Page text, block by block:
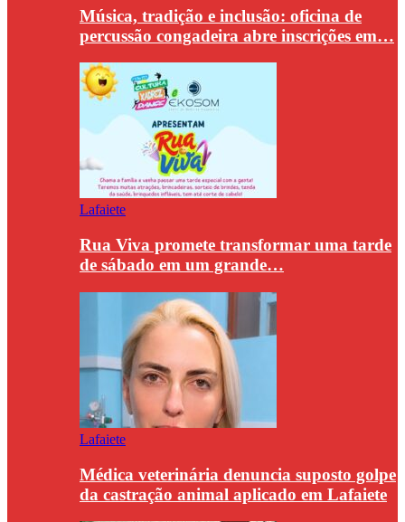
Música, tradição e inclusão: oficina de
percussão congadeira abre inscrições em…
Lafaiete
Rua Viva promete transformar uma tarde
de sábado em um grande…
Lafaiete
Médica veterinária denuncia suposto golpe
da castração animal aplicado em Lafaiete